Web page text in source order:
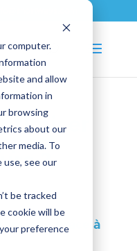
computer.
and allow
in
browsing
about our
media. To
see our
be tracked
cookie will be
preference
?
métier grâce à